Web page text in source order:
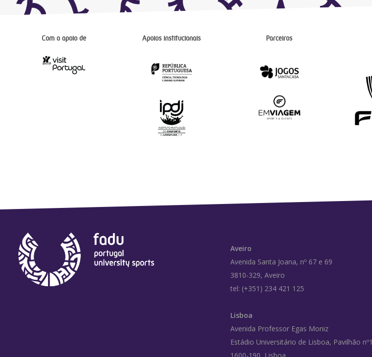
Com o apoio de Apoios institucionais Parceiros
Aveiro
Avenida Santa Joana, nº 67 e 69
3810-329, Aveiro
tel: (+351) 234 421 125
Lisboa
Avenida Professor Egas Moniz
Estádio Universitário de Lisboa, Pavilhão nº1